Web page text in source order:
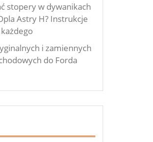
stopery w dywanikach
Astry H? Instrukcje
i zamiennych
do Forda